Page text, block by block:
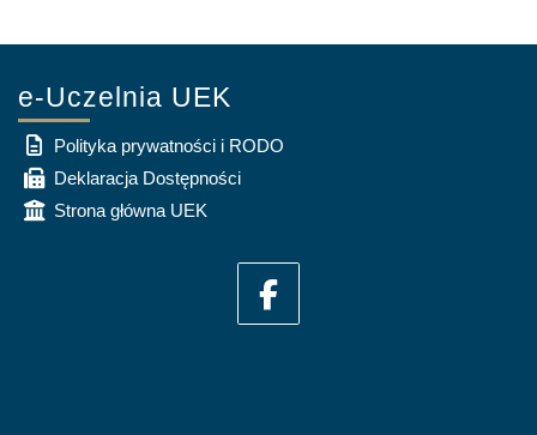
e-Uczelnia UEK
Polityka prywatności i RODO
Deklaracja Dostępności
Strona główna UEK